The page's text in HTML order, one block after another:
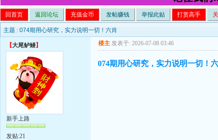
回首页 返回论坛 充值金币 发帖赚钱 举报此贴 打赏高手
主题 : 074期用心研究，实力说明一切！六肖
【大尾鲈鳗】
新手上路
发贴:21
楼主 发表于: 2026-07-08 03:46
074期用心研究，实力说明一切！